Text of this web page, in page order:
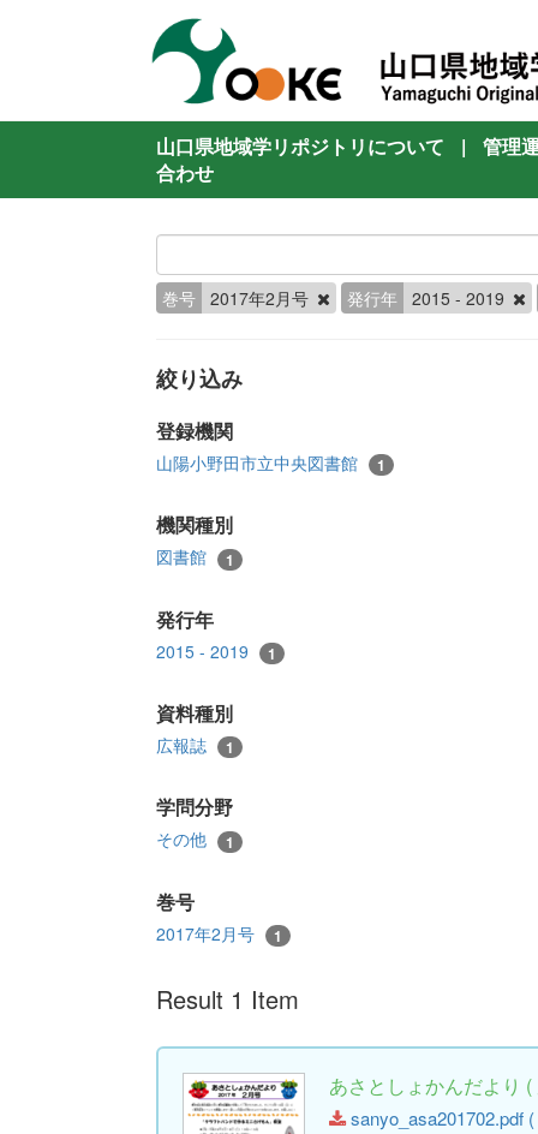
山口県地域学リポジトリについて |
管理
合わせ
巻号 2017年2月号 発行年 2015 - 2019
絞り込み
登録機関
山陽小野田市立中央図書館 1
機関種別
図書館 1
発行年
2015 - 2019 1
資料種別
広報誌 1
学問分野
その他 1
巻号
2017年2月号 1
Result 1 Item
あさとしょかんだより
sanyo_asa201702.pdf